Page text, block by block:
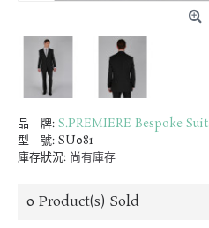
品 牌: S.PREMIERE Bespoke Suit
型 號: SU081
庫存狀況: 尚有庫存
0 Product(s) Sold